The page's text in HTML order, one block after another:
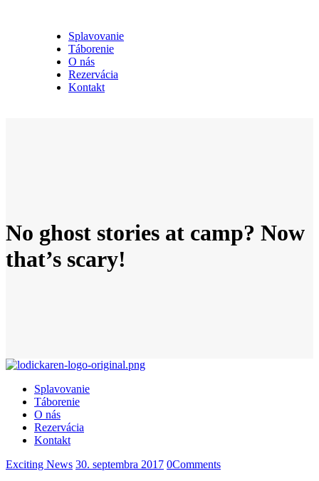
Splavovanie
Táborenie
O nás
Rezervácia
Kontakt
No ghost stories at camp? Now
that’s scary!
Splavovanie
Táborenie
O nás
Rezervácia
Kontakt
Exciting News 30. septembra 2017 0Comments